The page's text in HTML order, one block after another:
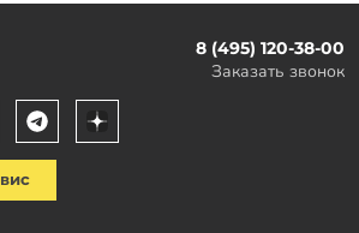
8 (495) 120-38-00
Заказать звонок